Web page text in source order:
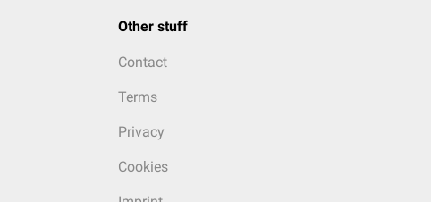
Other stuff
Contact
Terms
Privacy
Cookies